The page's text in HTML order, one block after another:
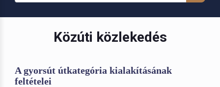
Közúti közlekedés
A gyorsút útkategória kialakításának
feltételei